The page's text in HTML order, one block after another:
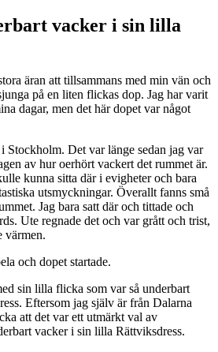
vacker i sin lilla
äran att tillsammans med min vän och
på en liten flickas dop. Jag har varit
dagar, men det här dopet var något
Stockholm. Det var länge sedan jag var
av hur oerhört vackert det rummet är.
kunna sitta där i evigheter och bara
utsmyckningar. Överallt fanns små
Jag bara satt där och tittade och
Ute regnade det och var grått och trist,
värmen.
och dopet startade.
sin lilla flicka som var så underbart
Eftersom jag själv är från Dalarna
att det var ett utmärkt val av
vacker i sin lilla Rättviksdress.